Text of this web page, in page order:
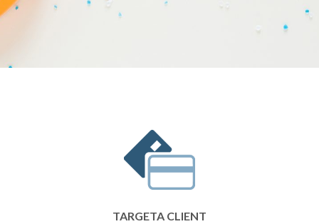
TARGETA CLIENT